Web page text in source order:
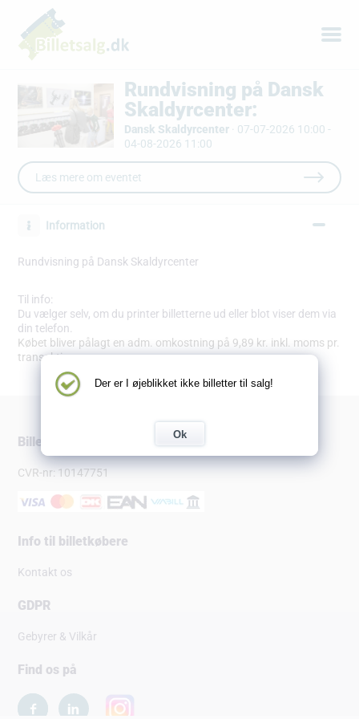
Rundvisning på Dansk
Skaldyrcenter:
Dansk Skaldyrcenter· 07-07-2026 10:00 -
04-08-2026 11:00
Læs mere om eventet
Information
Rundvisning på Dansk Skaldyrcenter
Til info:
Du vælger selv, om du printer billetterne ud eller blot viser dem via
din telefon.
Købet bliver pålagt en adm. omkostning på 9,89 kr. inkl. moms pr.
transaktion.
Der er I øjeblikket ikke billetter til salg!
Ok
Billetsalg.dk
CVR-nr: 10147751
Info til billetkøbere
Kontakt os
GDPR
Gebyrer & Vilkår
Find os på